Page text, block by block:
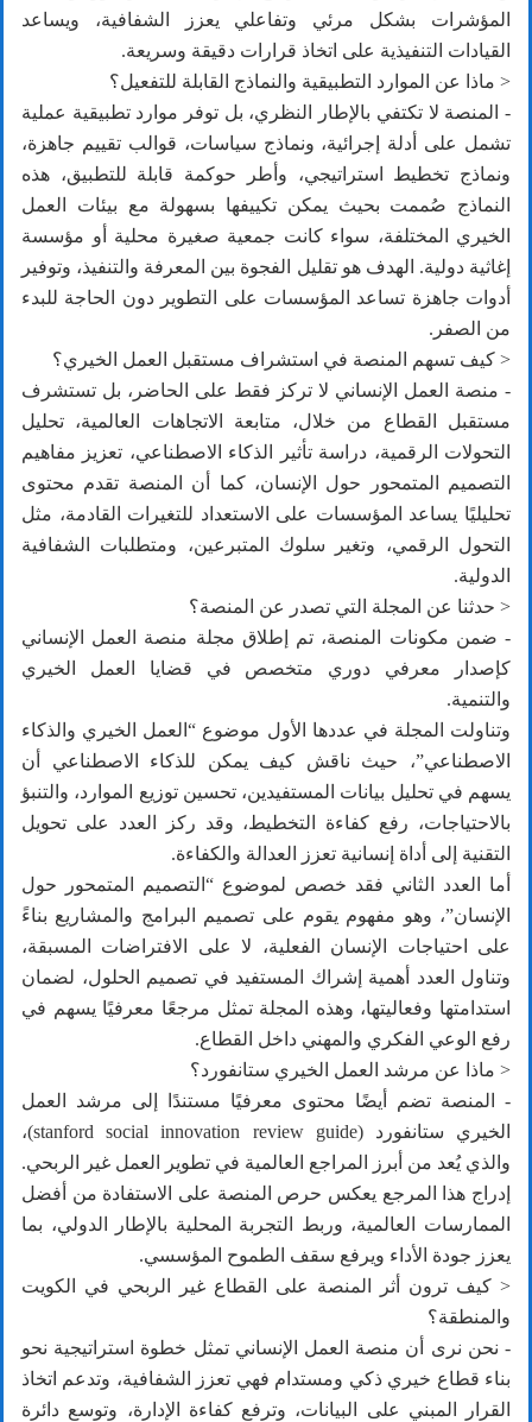
المؤشرات بشكل مرئي وتفاعلي يعزز الشفافية، ويساعد
القيادات التنفيذية على اتخاذ قرارات دقيقة وسريعة.
< ماذا عن الموارد التطبيقية والنماذج القابلة للتفعيل؟
- المنصة لا تكتفي بالإطار النظري، بل توفر موارد تطبيقية عملية
تشمل على أدلة إجرائية، ونماذج سياسات، قوالب تقييم جاهزة،
ونماذج تخطيط استراتيجي، وأطر حوكمة قابلة للتطبيق، هذه
النماذج صُممت بحيث يمكن تكييفها بسهولة مع بيئات العمل
الخيري المختلفة، سواء كانت جمعية صغيرة محلية أو مؤسسة
إغاثية دولية. الهدف هو تقليل الفجوة بين المعرفة والتنفيذ، وتوفير
أدوات جاهزة تساعد المؤسسات على التطوير دون الحاجة للبدء
من الصفر.
< كيف تسهم المنصة في استشراف مستقبل العمل الخيري؟
- منصة العمل الإنساني لا تركز فقط على الحاضر، بل تستشرف
مستقبل القطاع من خلال، متابعة الاتجاهات العالمية، تحليل
التحولات الرقمية، دراسة تأثير الذكاء الاصطناعي، تعزيز مفاهيم
التصميم المتمحور حول الإنسان، كما أن المنصة تقدم محتوى
تحليليًا يساعد المؤسسات على الاستعداد للتغيرات القادمة، مثل
التحول الرقمي، وتغير سلوك المتبرعين، ومتطلبات الشفافية
الدولية.
< حدثنا عن المجلة التي تصدر عن المنصة؟
- ضمن مكونات المنصة، تم إطلاق مجلة منصة العمل الإنساني
كإصدار معرفي دوري متخصص في قضايا العمل الخيري
والتنمية.
وتناولت المجلة في عددها الأول موضوع “العمل الخيري والذكاء
الاصطناعي”، حيث ناقش كيف يمكن للذكاء الاصطناعي أن
يسهم في تحليل بيانات المستفيدين، تحسين توزيع الموارد، والتنبؤ
بالاحتياجات، رفع كفاءة التخطيط، وقد ركز العدد على تحويل
التقنية إلى أداة إنسانية تعزز العدالة والكفاءة.
أما العدد الثاني فقد خصص لموضوع “التصميم المتمحور حول
الإنسان”، وهو مفهوم يقوم على تصميم البرامج والمشاريع بناءً
على احتياجات الإنسان الفعلية، لا على الافتراضات المسبقة،
وتناول العدد أهمية إشراك المستفيد في تصميم الحلول، لضمان
استدامتها وفعاليتها، وهذه المجلة تمثل مرجعًا معرفيًا يسهم في
رفع الوعي الفكري والمهني داخل القطاع.
< ماذا عن مرشد العمل الخيري ستانفورد؟
- المنصة تضم أيضًا محتوى معرفيًا مستندًا إلى مرشد العمل
الخيري ستانفورد (stanford social innovation review guide)،
والذي يُعد من أبرز المراجع العالمية في تطوير العمل غير الربحي.
إدراج هذا المرجع يعكس حرص المنصة على الاستفادة من أفضل
الممارسات العالمية، وربط التجربة المحلية بالإطار الدولي، بما
يعزز جودة الأداء ويرفع سقف الطموح المؤسسي.
< كيف ترون أثر المنصة على القطاع غير الربحي في الكويت
والمنطقة؟
- نحن نرى أن منصة العمل الإنساني تمثل خطوة استراتيجية نحو
بناء قطاع خيري ذكي ومستدام فهي تعزز الشفافية، وتدعم اتخاذ
القرار المبني على البيانات، وترفع كفاءة الإدارة، وتوسع دائرة